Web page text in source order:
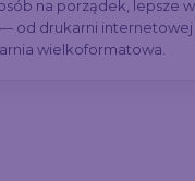
na porządek, lepsze
od drukarni internetowej
wielkoformatowa.